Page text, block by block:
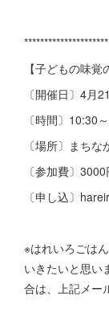
【子どもの味覚
〔開催日〕4月
〔時間〕10:30
〔場所〕まち
〔参加費〕3000
〔申し込〕
※はれいろごは
いきたいと思い
合は、上記メー